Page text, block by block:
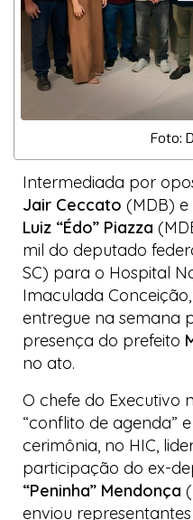
Foto:
Intermediada por
Jair Ceccato (MDB)
Luiz “Édo” Piazza
mil do deputado
SC) para o Hospital
Imaculada
entregue na semana
presença do prefeito
no ato.
O chefe do Executivo
“conflito de agenda”
cerimônia, no HIC,
participação do ex-
“Peninha” Mendonça
enviou